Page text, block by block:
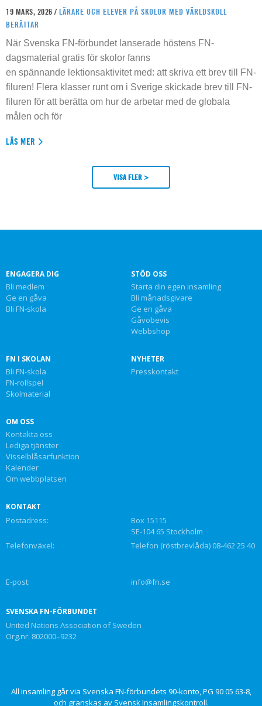
19 MARS, 2026 / LÄRARE OCH ELEVER PÅ SKOLOR MED VÄRLDSKOLL
BERÄTTAR
När Svenska FN-förbundet lanserade höstens FN-
dagsmaterial gratis för skolor fanns
en spännande lektionsaktivitet med: att skriva ett brev till FN-
filuren! Flera klasser runt om i Sverige skickade brev till FN-
filuren för att berätta om hur de arbetar med de globala
målen och för
LÄS MER
VISA FLER >
ENGAGERA DIG
Bli medlem
Ge en gåva
Bli FN-skola
STÖD OSS
Starta din egen insamling
Bli månadsgivare
Ge en gåva
Gåvobevis
Webbshop
FN I SKOLAN
Bli FN-skola
FN-rollspel
Skolmaterial
NYHETER
Presskontakt
OM OSS
Kontakta oss
Lediga tjänster
Visselblåsarfunktion
Kalender
Om webbplatsen
KONTAKT
Postadress:
Box 15115
SE-104 65 Stockholm
Telefonväxel:
Telefon (röstbrevlåda) 08-462 25 40
E-post: info@fn.se
SVENSKA FN-FÖRBUNDET
United Nations Association of Sweden
Org.nr: 802000–9232
All insamling går via Svenska FN-förbundets 90-konto, PG 90 05 63-8,
och granskas av Svensk Insamlingskontroll.